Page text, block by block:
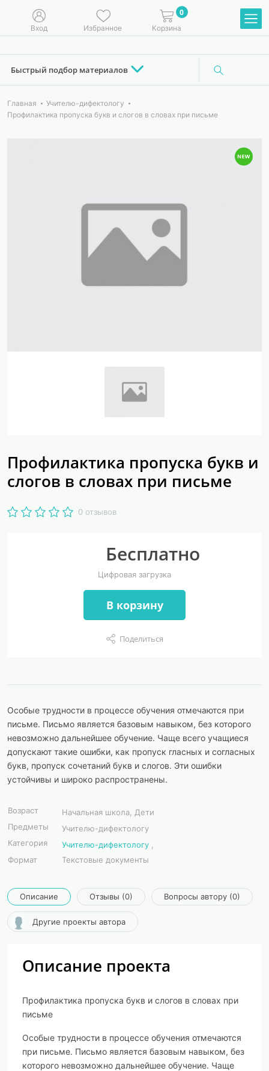
Вход Избранное
0
Корзина
Быстрый подбор материалов
Главная
Учителю-дифектологу
Профилактика пропуска букв и слогов в словах при письме
Профилактика пропуска букв и
слогов в словах при письме
0 отзывов
Бесплатно
Цифровая загрузка
В корзину
Поделиться
Особые трудности в процессе обучения отмечаются при
письме. Письмо является базовым навыком, без которого
невозможно дальнейшее обучение. Чаще всего учащиеся
допускают такие ошибки, как пропуск гласных и согласных
букв, пропуск сочетаний букв и слогов. Эти ошибки
устойчивы и широко распространены.
Возраст
Начальная школа, Дети
Предметы
Учителю-дифектологу
Категория
Учителю-дифектологу
Формат
Текстовые документы
Описание Отзывы (0) Вопросы автору (0)
Другие проекты автора
Описание проекта
Профилактика пропуска букв и слогов в словах при
письме
Особые трудности в процессе обучения отмечаются
при письме. Письмо является базовым навыком, без
которого невозможно дальнейшее обучение. Чаще